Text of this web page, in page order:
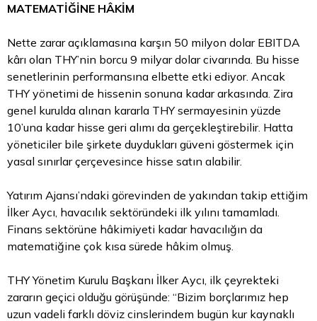
MATEMATİĞİNE HÂKİM
Nette zarar açıklamasına karşın 50 milyon dolar EBITDA
kârı olan THY’nin borcu 9 milyar dolar civarında. Bu hisse
senetlerinin performansına elbette etki ediyor. Ancak
THY yönetimi de hissenin sonuna kadar arkasında. Zira
genel kurulda alınan kararla THY sermayesinin yüzde
10’una kadar hisse geri alımı da gerçekleştirebilir. Hatta
yöneticiler bile şirkete duydukları güveni göstermek için
yasal sınırlar çerçevesince hisse satın alabilir.
Yatırım Ajansı’ndaki görevinden de yakından takip ettiğim
İlker Aycı, havacılık sektöründeki ilk yılını tamamladı.
Finans sektörüne hâkimiyeti kadar havacılığın da
matematiğine çok kısa sürede hâkim olmuş.
THY Yönetim Kurulu Başkanı İlker Aycı, ilk çeyrekteki
zararın geçici olduğu görüşünde: “Bizim borçlarımız hep
uzun vadeli farklı döviz cinslerindem bugün kur kaynaklı